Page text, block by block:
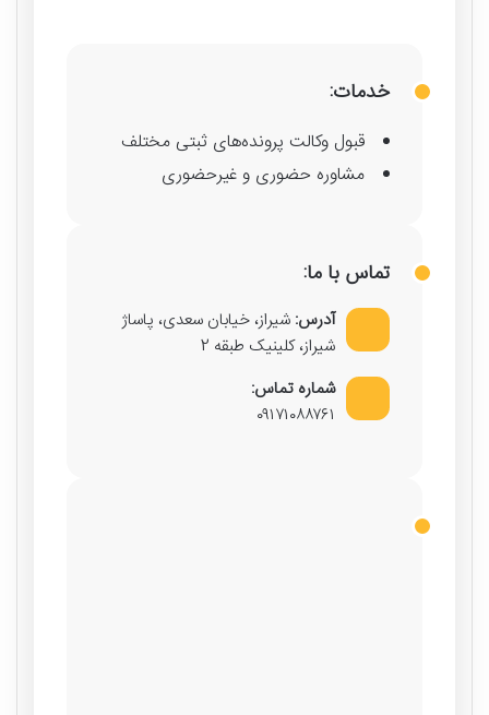
خدمات:
قبول وکالت پرونده‌های ثبتی مختلف
مشاوره حضوری و غیرحضوری
تماس با ما:
آدرس: شیراز، خیابان سعدی، پاساژ
شیراز، کلینیک طبقه 2
شماره تماس:
۰۹۱۷۱۰۸۸۷۶۱